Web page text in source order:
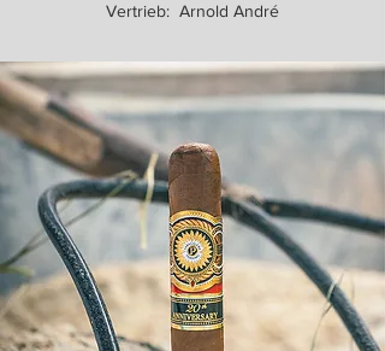
Vertrieb: Arnold André